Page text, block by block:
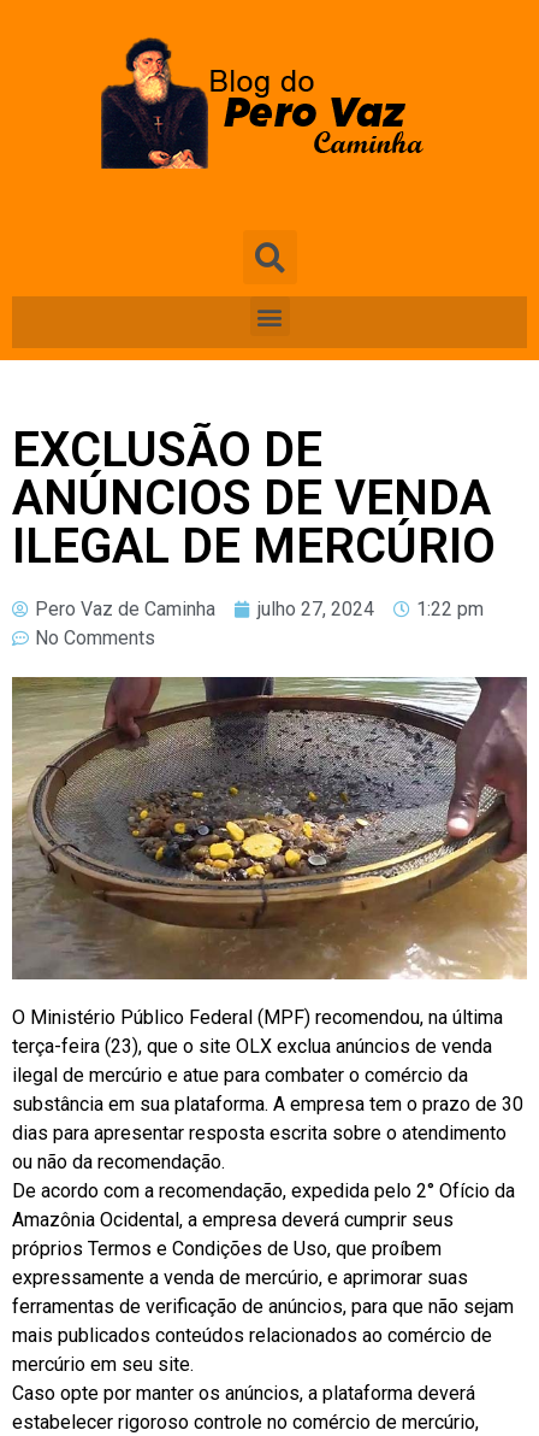
EXCLUSÃO DE
ANÚNCIOS DE VENDA
ILEGAL DE MERCÚRIO
Pero Vaz de Caminha julho 27, 2024
1:22 pm
No Comments
O Ministério Público Federal (MPF) recomendou, na última
terça-feira (23), que o site OLX exclua anúncios de venda
ilegal de mercúrio e atue para combater o comércio da
substância em sua plataforma. A empresa tem o prazo de 30
dias para apresentar resposta escrita sobre o atendimento
ou não da recomendação.
De acordo com a recomendação, expedida pelo 2° Ofício da
Amazônia Ocidental, a empresa deverá cumprir seus
próprios Termos e Condições de Uso, que proíbem
expressamente a venda de mercúrio, e aprimorar suas
ferramentas de verificação de anúncios, para que não sejam
mais publicados conteúdos relacionados ao comércio de
mercúrio em seu site.
Caso opte por manter os anúncios, a plataforma deverá
estabelecer rigoroso controle no comércio de mercúrio,